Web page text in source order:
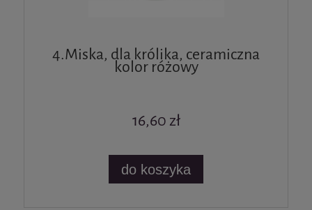
4.Miska, dla królika, ceramiczna
kolor różowy
16,60 zł
do koszyka